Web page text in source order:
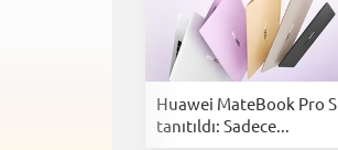
Huawei MateBook Pro S
tanıtıldı: Sadece...